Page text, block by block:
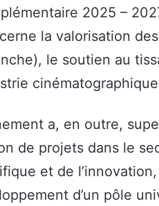
2025 –
la valorisation
le soutien au
a, en outre,
de projets dans le
et de
d’un pôle